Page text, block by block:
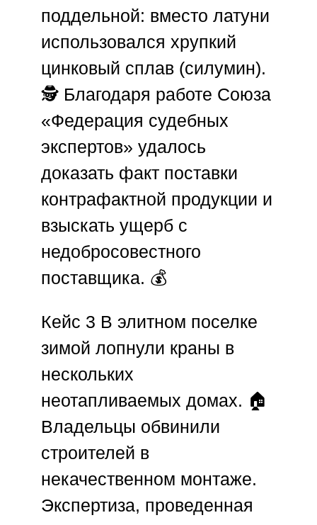
поддельной: вместо латуни
использовался хрупкий
цинковый сплав (силумин).
🕵️ Благодаря работе Союза
«Федерация судебных
экспертов» удалось
доказать факт поставки
контрафактной продукции и
взыскать ущерб с
недобросовестного
поставщика. 💰
Кейс 3 В элитном поселке
зимой лопнули краны в
нескольких
неотапливаемых домах. 🏠
Владельцы обвинили
строителей в
некачественном монтаже.
Экспертиза, проведенная